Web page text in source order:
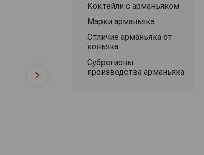
Коктейли с арманьяком
Марки арманьяка
Отличие арманьяка от
коньяка
Субрегионы
производства арманьяка